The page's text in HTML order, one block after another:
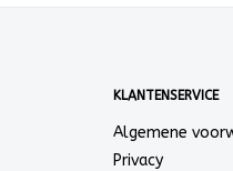
KLANTENSERVICE
Algemene
Privacy